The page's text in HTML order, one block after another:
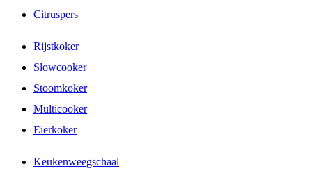
Citruspers
Rijstkoker
Slowcooker
Stoomkoker
Multicooker
Eierkoker
Keukenweegschaal